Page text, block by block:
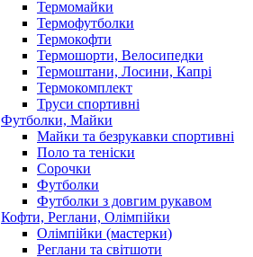
Термомайки
Термофутболки
Термокофти
Термошорти, Велосипедки
Термоштани, Лосини, Капрі
Термокомплект
Труси спортивні
Футболки, Майки
Майки та безрукавки спортивні
Поло та теніски
Сорочки
Футболки
Футболки з довгим рукавом
Кофти, Реглани, Олімпійки
Олімпійки (мастерки)
Реглани та світшоти